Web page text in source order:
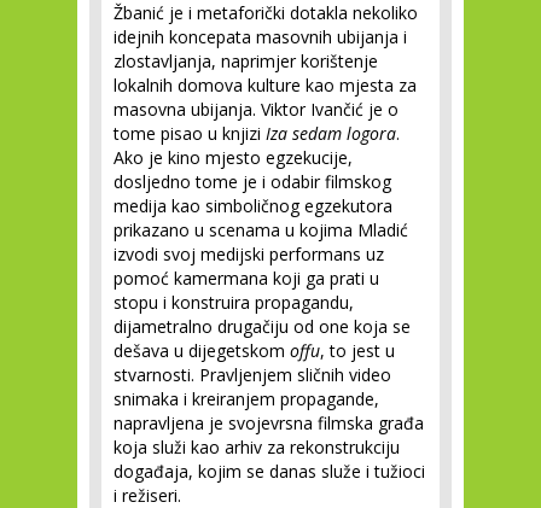
Žbanić je i metaforički dotakla nekoliko
idejnih koncepata masovnih ubijanja i
zlostavljanja, naprimjer korištenje
lokalnih domova kulture kao mjesta za
masovna ubijanja. Viktor Ivančić je o
tome pisao u knjizi Iza sedam logora.
Ako je kino mjesto egzekucije,
dosljedno tome je i odabir filmskog
medija kao simboličnog egzekutora
prikazano u scenama u kojima Mladić
izvodi svoj medijski performans uz
pomoć kamermana koji ga prati u
stopu i konstruira propagandu,
dijametralno drugačiju od one koja se
dešava u dijegetskom offu, to jest u
stvarnosti. Pravljenjem sličnih video
snimaka i kreiranjem propagande,
napravljena je svojevrsna filmska građa
koja služi kao arhiv za rekonstrukciju
događaja, kojim se danas služe i tužioci
i režiseri.